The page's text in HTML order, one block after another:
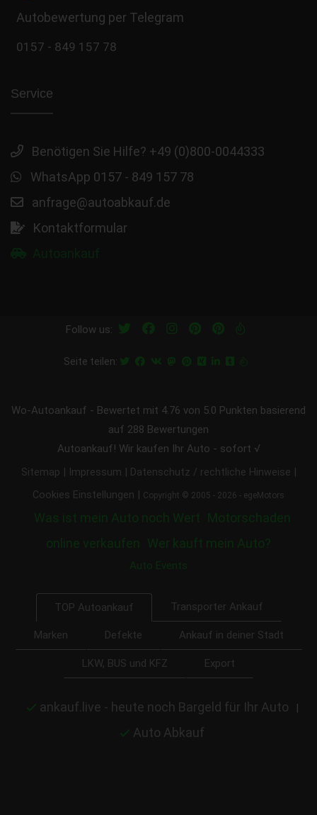
Autobewertung per Telegram
0157 - 849 157 78
Service
Benötigen Sie Hilfe? +49 (0)800-0044333
WhatsApp 0157 - 849 157 78
anfrage@autoabkauf.de
Kontaktformular
Follow us:
Seite teilen:
Wo-Autoankauf - Bewertet mit 4.76 von 5.0 Punkten basierend
auf 288 Bewertungen
Autoankauf! Wir kaufen Ihr Auto - sofort √
Sitemap Impressum Datenschutz / rechtliche Hinweise
Cookies Einstellungen Copyright © 2005 - 2026 - egeMotors
Was ist mein Auto noch Wert Motorschaden
online verkaufen
Wer kauft mein Auto?
Auto Events
TOP Autoankauf Transporter Ankauf
Marken Defekte Ankauf in deiner Stadt
LKW, BUS und KFZ Export
ankauf.live - heute noch Bargeld für Ihr Auto
Auto Abkauf